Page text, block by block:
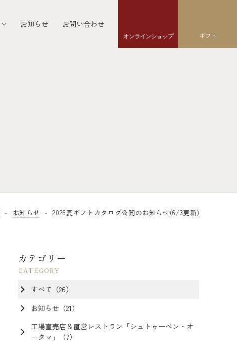
お知らせ お問い合わせ
オンラインショップ ギフト
お知らせ 2026夏ギフトカタログ公開のお知らせ(6/3更新)
カテゴリー
すべて（26）
お知らせ（21）
工場直売店＆直営レストラン「シュトゥーベン・オ
ータマ」（7）